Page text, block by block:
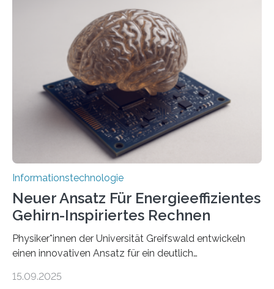
der MindPort GmbH eine neuartige, KI-gestützte
Lösung zur Erzeugung von Emotionen für realistische
Avatare. Gen-AIvatar entwickelt innovative und
kosteneffiziente Methoden, um lebensechte Avatare zu
erstellen. „Besonders wichtig ist uns eine ganzheitliche
Animation, bei der Stimme, Körperbewegung, Gestik
und Mimik im Einklang sind…
Informationstechnologie
Neuer Ansatz Für Energieeffizientes
Gehirn-Inspiriertes Rechnen
Physiker*innen der Universität Greifswald entwickeln
einen innovativen Ansatz für ein deutlich
Lösungsweg ist inspiriert vom menschlichen Gehirn. Die
15.09.2025